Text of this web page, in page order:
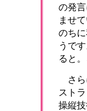
の発
ませ
のち
うで
ると
さら
スト
操縦